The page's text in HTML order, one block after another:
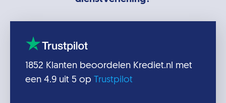
1852 Klanten beoordelen Krediet.nl met
een 4.9 uit 5 op Trustpilot